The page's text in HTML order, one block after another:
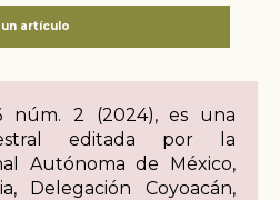
un artículo
núm. 2 (2024), es una
editada por la
Autónoma de México,
Delegación Coyoacán,